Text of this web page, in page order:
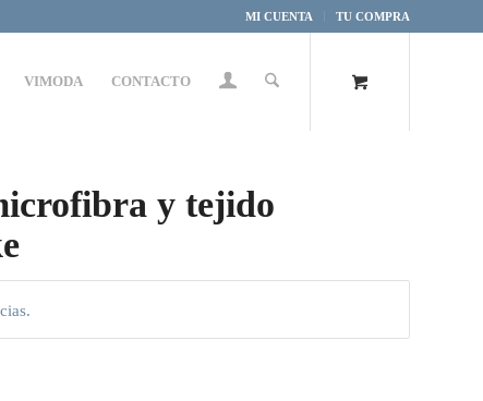
MI CUENTA TU COMPRA
VIMODA CONTACTO
y tejido